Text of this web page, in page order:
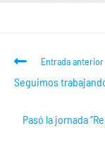
Entrada anterior
Seguimos
Pasó la jornada